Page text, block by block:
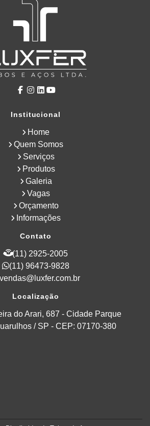
Institucional
Home
Quem Somos
Serviços
Produtos
Galeria
Vagas
Orçamento
Informações
Contato
(11) 2925-2005
(11) 96473-9828
vendas@luxfer.com.br
Localização
do Arari, 687 - Cidade Parque
/ SP - CEP: 07170-380